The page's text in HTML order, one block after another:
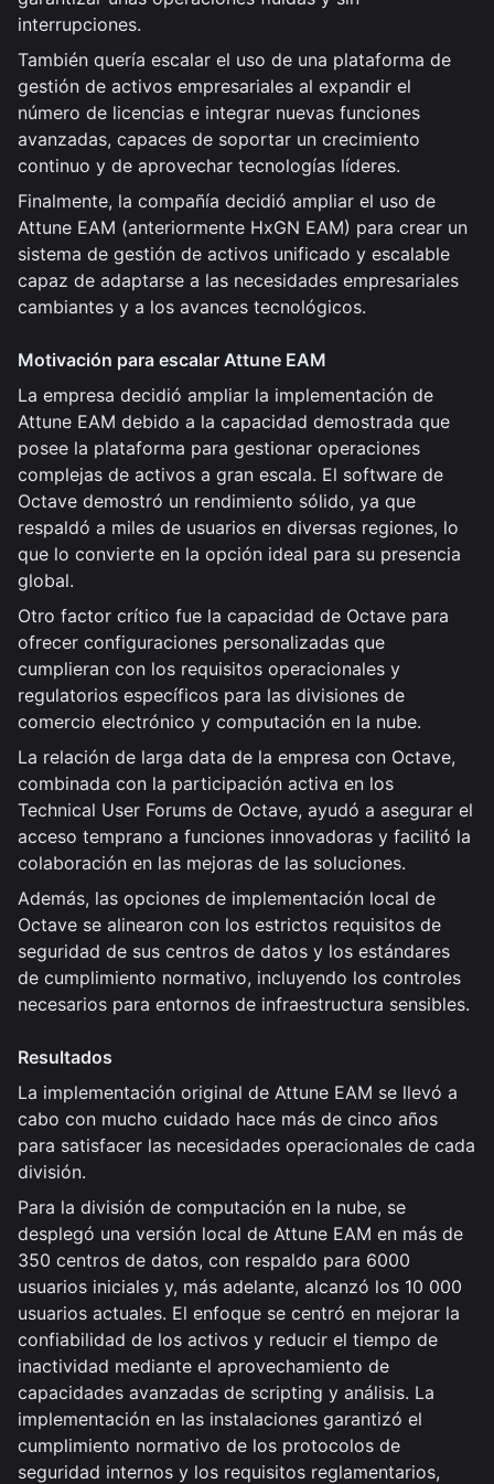
interrupciones.
También quería escalar el uso de una plataforma de
gestión de activos empresariales al expandir el
número de licencias e integrar nuevas funciones
avanzadas, capaces de soportar un crecimiento
continuo y de aprovechar tecnologías líderes.
Finalmente, la compañía decidió ampliar el uso de
Attune EAM (anteriormente HxGN EAM) para crear un
sistema de gestión de activos unificado y escalable
capaz de adaptarse a las necesidades empresariales
cambiantes y a los avances tecnológicos.
Motivación para escalar Attune EAM
La empresa decidió ampliar la implementación de
Attune EAM debido a la capacidad demostrada que
posee la plataforma para gestionar operaciones
complejas de activos a gran escala. El software de
Octave demostró un rendimiento sólido, ya que
respaldó a miles de usuarios en diversas regiones, lo
que lo convierte en la opción ideal para su presencia
global.
Otro factor crítico fue la capacidad de Octave para
ofrecer configuraciones personalizadas que
cumplieran con los requisitos operacionales y
regulatorios específicos para las divisiones de
comercio electrónico y computación en la nube.
La relación de larga data de la empresa con Octave,
combinada con la participación activa en los
Technical User Forums de Octave, ayudó a asegurar el
acceso temprano a funciones innovadoras y facilitó la
colaboración en las mejoras de las soluciones.
Además, las opciones de implementación local de
Octave se alinearon con los estrictos requisitos de
seguridad de sus centros de datos y los estándares
de cumplimiento normativo, incluyendo los controles
necesarios para entornos de infraestructura sensibles.
Resultados
La implementación original de Attune EAM se llevó a
cabo con mucho cuidado hace más de cinco años
para satisfacer las necesidades operacionales de cada
división.
Para la división de computación en la nube, se
desplegó una versión local de Attune EAM en más de
350 centros de datos, con respaldo para 6000
usuarios iniciales y, más adelante, alcanzó los 10 000
usuarios actuales. El enfoque se centró en mejorar la
confiabilidad de los activos y reducir el tiempo de
inactividad mediante el aprovechamiento de
capacidades avanzadas de scripting y análisis. La
implementación en las instalaciones garantizó el
cumplimiento normativo de los protocolos de
seguridad internos y los requisitos reglamentarios,